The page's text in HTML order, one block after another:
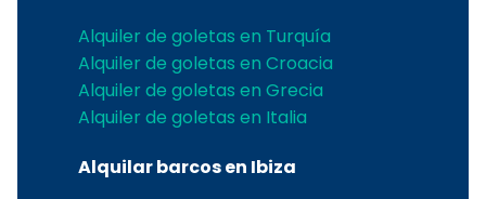
Alquiler de goletas en Turquía
Alquiler de goletas en Croacia
Alquiler de goletas en Grecia
Alquiler de goletas en Italia
Alquilar barcos en Ibiza